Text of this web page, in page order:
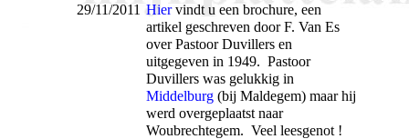
29/11/2011 Hiervindt u een brochure, een
artikel geschreven door F. Van Es
over Pastoor Duvillers en
uitgegeven in 1949. Pastoor
Duvillers was gelukkig in
Middelburg(bij Maldegem) maar hij
werd overgeplaatst naar
Woubrechtegem. Veel leesgenot !